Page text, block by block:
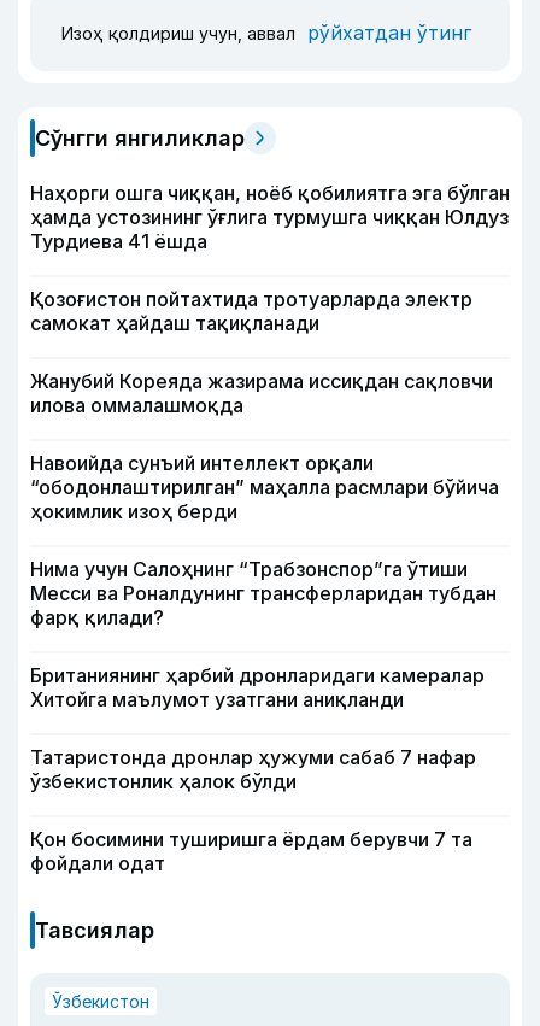
Изоҳ қолдириш учун, аввал рўйхатдан ўтинг
Сўнгги янгиликлар
Наҳорги ошга чиққан, ноёб қобилиятга эга бўлган
ҳамда устозининг ўғлига турмушга чиққан Юлдуз
Турдиева 41 ёшда
Қозоғистон пойтахтида тротуарларда электр
самокат ҳайдаш тақиқланади
Жанубий Кореяда жазирама иссиқдан сақловчи
илова оммалашмоқда
Навоийда сунъий интеллект орқали
“ободонлаштирилган” маҳалла расмлари бўйича
ҳокимлик изоҳ берди
Нима учун Салоҳнинг “Трабзонспор”га ўтиши
Месси ва Роналдунинг трансферларидан тубдан
фарқ қилади?
Британиянинг ҳарбий дронларидаги камералар
Хитойга маълумот узатгани аниқланди
Татаристонда дронлар ҳужуми сабаб 7 нафар
ўзбекистонлик ҳалок бўлди
Қон босимини туширишга ёрдам берувчи 7 та
фойдали одат
Тавсиялар
Ўзбекистон